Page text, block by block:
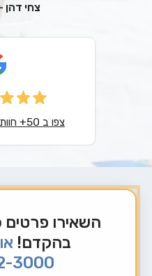
צחי דהן
צפו ב 50+ חוות דעת עלינו מגוגל
השאירו פרטים
בהקדם!
3000